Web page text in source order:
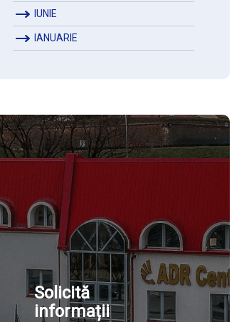
IUNIE
IANUARIE
Solicită
informații